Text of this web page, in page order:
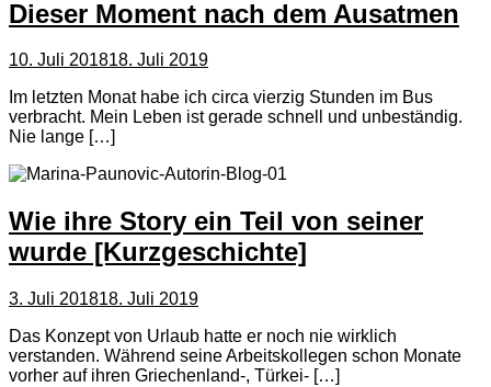
Dieser Moment nach dem Ausatmen
10. Juli 201818. Juli 2019
Im letzten Monat habe ich circa vierzig Stunden im Bus
verbracht. Mein Leben ist gerade schnell und unbeständig.
Nie lange […]
Wie ihre Story ein Teil von seiner
wurde [Kurzgeschichte]
3. Juli 201818. Juli 2019
Das Konzept von Urlaub hatte er noch nie wirklich
verstanden. Während seine Arbeitskollegen schon Monate
vorher auf ihren Griechenland-, Türkei- […]